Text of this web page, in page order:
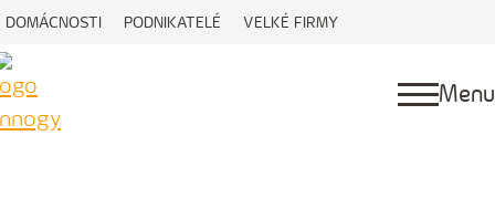
DOMÁCNOSTI PODNIKATELÉ VELKÉ FIRMY
Menu